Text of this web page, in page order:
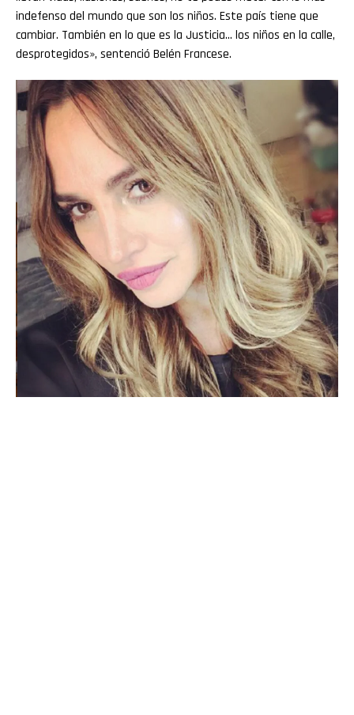
indefenso del mundo que son los niños. Este país tiene que
cambiar. También en lo que es la Justicia… los niños en la calle,
desprotegidos», sentenció Belén Francese.